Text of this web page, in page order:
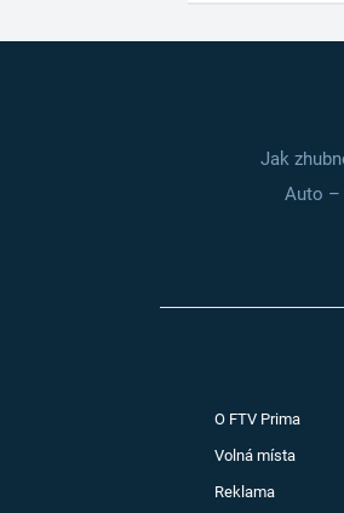
Jak
Auto –
O FTV Prima
Volná místa
Reklama